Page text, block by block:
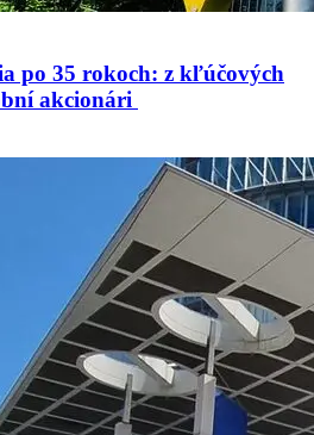
po 35 rokoch: z kľúčových
akcionári